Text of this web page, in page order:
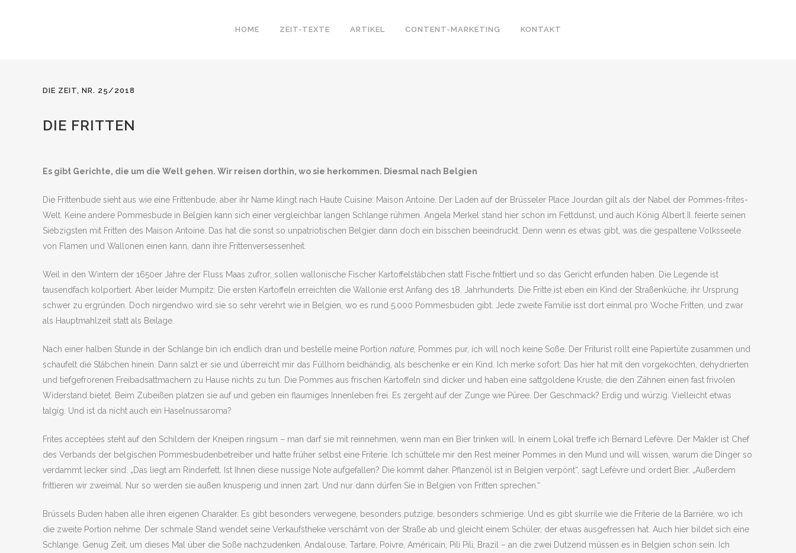
HOME ZEIT-TEXTE ARTIKEL CONTENT-MARKETING KONTAKT
DIE ZEIT, NR. 25/2018
DIE FRITTEN
Es gibt Gerichte, die um die Welt gehen. Wir reisen dorthin, wo sie herkommen. Diesmal nach Belgien
Die Frittenbude sieht aus wie eine Frittenbude, aber ihr Name klingt nach Haute Cuisine: Maison Antoine. Der Laden auf der Brüsseler Place Jourdan gilt als der Nabel der Pommes-frites-
Welt. Keine andere Pommesbude in Belgien kann sich einer vergleichbar langen Schlange rühmen. Angela Merkel stand hier schon im Fettdunst, und auch König Albert II. feierte seinen
Siebzigsten mit Fritten des Maison Antoine. Das hat die sonst so unpatriotischen Belgier dann doch ein bisschen beeindruckt. Denn wenn es etwas gibt, was die gespaltene Volksseele
von Flamen und Wallonen einen kann, dann ihre Frittenversessenheit.
Weil in den Wintern der 1650er Jahre der Fluss Maas zufror, sollen wallonische Fischer Kartoffelstäbchen statt Fische frittiert und so das Gericht erfunden haben. Die Legende ist
tausendfach kolportiert. Aber leider Mumpitz: Die ersten Kartoffeln erreichten die Wallonie erst Anfang des 18. Jahrhunderts. Die Fritte ist eben ein Kind der Straßenküche, ihr Ursprung
schwer zu ergründen. Doch nirgendwo wird sie so sehr verehrt wie in Belgien, wo es rund 5.000 Pommesbuden gibt. Jede zweite Familie isst dort einmal pro Woche Fritten, und zwar
als Hauptmahlzeit statt als Beilage.
Nach einer halben Stunde in der Schlange bin ich endlich dran und bestelle meine Portion nature, Pommes pur, ich will noch keine Soße. Der Friturist rollt eine Papiertüte zusammen und
schaufelt die Stäbchen hinein. Dann salzt er sie und überreicht mir das Füllhorn beidhändig, als beschenke er ein Kind. Ich merke sofort: Das hier hat mit den vorgekochten, dehydrierten
und tiefgefrorenen Freibadsattmachern zu Hause nichts zu tun. Die Pommes aus frischen Kartoffeln sind dicker und haben eine sattgoldene Kruste, die den Zähnen einen fast frivolen
Widerstand bietet. Beim Zubeißen platzen sie auf und geben ein flaumiges Innenleben frei. Es zergeht auf der Zunge wie Püree. Der Geschmack? Erdig und würzig. Vielleicht etwas
talgig. Und ist da nicht auch ein Haselnussaroma?
Frites acceptées steht auf den Schildern der Kneipen ringsum – man darf sie mit reinnehmen, wenn man ein Bier trinken will. In einem Lokal treffe ich Bernard Lefèvre. Der Makler ist Chef
des Verbands der belgischen Pommesbudenbetreiber und hatte früher selbst eine Friterie. Ich schüttele mir den Rest meiner Pommes in den Mund und will wissen, warum die Dinger so
verdammt lecker sind. „Das liegt am Rinderfett. Ist Ihnen diese nussige Note aufgefallen? Die kommt daher. Pflanzenöl ist in Belgien verpönt“, sagt Lefèvre und ordert Bier. „Außerdem
frittieren wir zweimal. Nur so werden sie außen knusperig und innen zart. Und nur dann dürfen Sie in Belgien von Fritten sprechen.“
Brüssels Buden haben alle ihren eigenen Charakter. Es gibt besonders verwegene, besonders putzige, besonders schmierige. Und es gibt skurrile wie die Friterie de la Barrière, wo ich
die zweite Portion nehme. Der schmale Stand wendet seine Verkaufstheke verschämt von der Straße ab und gleicht einem Schüler, der etwas ausgefressen hat. Auch hier bildet sich eine
Schlange. Genug Zeit, um dieses Mal über die Soße nachzudenken. Andalouse, Tartare, Poivre, Américain, Pili Pili, Brazil – an die zwei Dutzend müssen es in Belgien schon sein. Ich